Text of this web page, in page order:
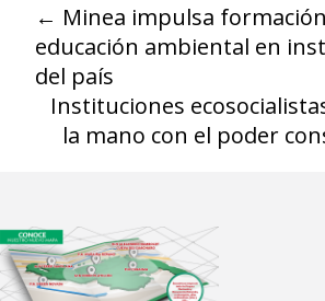
← Minea impulsa
educación ambiental en
del país
Instituciones
la mano con el poder